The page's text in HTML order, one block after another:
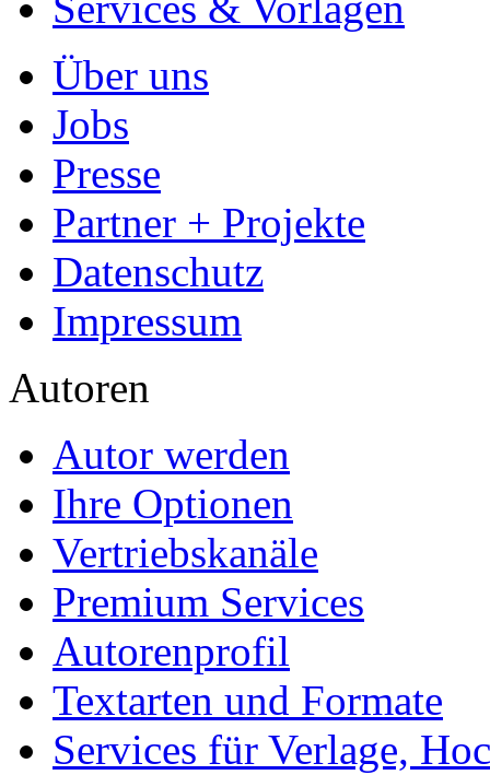
Über uns
Jobs
Presse
Partner + Projekte
Datenschutz
Impressum
Autoren
Autor werden
Ihre Optionen
Vertriebskanäle
Premium Services
Autorenprofil
Textarten und Formate
Services für Verlage,